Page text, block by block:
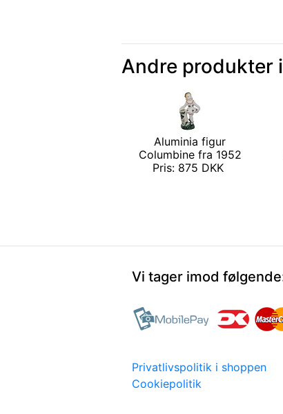
Andre produkter
Aluminia figur
Columbine fra 1952
Pris: 875 DKK
Vi tager imod
Privatlivspolitik i shoppen
Cookiepolitik